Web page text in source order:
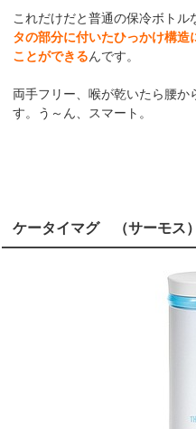
これだけだと普通の保冷ボトル
タの部分に付いたひっかけ構
ことができるんです。
両手フリー、喉が乾いたら腰か
す。う～ん、スマート。
ケータイマグ （サーモス）